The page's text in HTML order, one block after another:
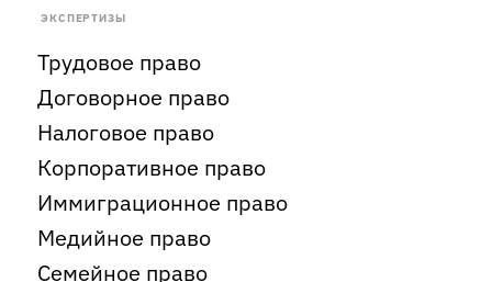
ЭКСПЕРТИЗЫ
Трудовое право
Договорное право
Налоговое право
Корпоративное право
Иммиграционное право
Медийное право
Семейное право